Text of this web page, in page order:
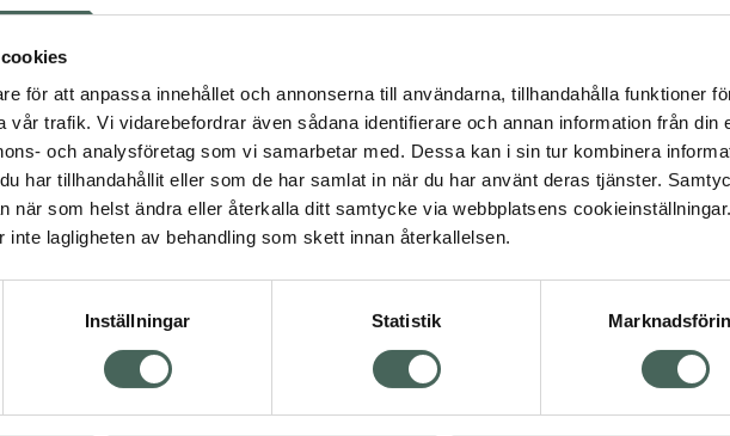
för att anpassa innehållet och annonserna till användarna, tillhandahålla funktioner
vår trafik. Vi vidarebefordrar även sådana identifierare och annan information från din
och analysföretag som vi samarbetar med. Dessa kan i sin tur kombinera
har tillhandahållit eller som de har samlat in när du har använt deras tjänster.
när som helst ändra eller återkalla ditt samtycke via webbplatsens
lagligheten av behandling som skett innan återkallelsen.
Inställningar Statistik
Köp via ditt recept
Aktuella erbjudanden
Visa
Skåne i syd
Om recept och läkemedel